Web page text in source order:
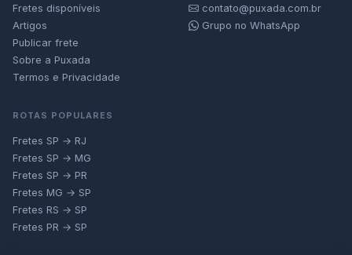
Fretes disponíveis
Artigos
Publicar frete
Sobre a Puxada
Termos e Privacidade
contato@puxada.com.br
Grupo no WhatsApp
ROTAS POPULARES
Fretes SP → RJ
Fretes SP → MG
Fretes SP → PR
Fretes MG → SP
Fretes RS → SP
Fretes PR → SP